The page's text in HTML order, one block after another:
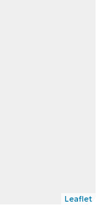
Leaflet